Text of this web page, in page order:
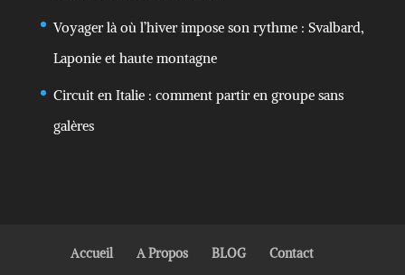
Voyager là où l’hiver impose son rythme : Svalbard,
Laponie et haute montagne
Circuit en Italie : comment partir en groupe sans
galères
Accueil A Propos BLOG Contact